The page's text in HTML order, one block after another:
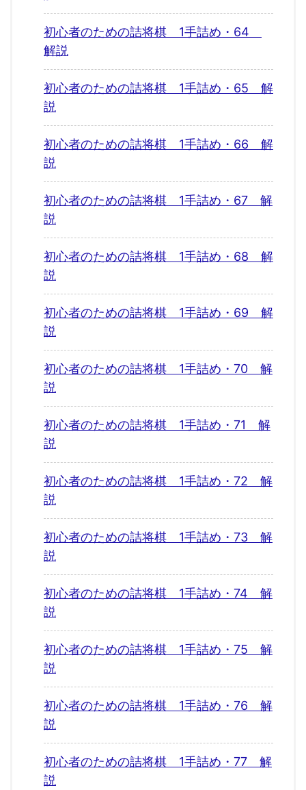
初心者のための詰将棋 1手詰め・64
解説
初心者のための詰将棋 1手詰め・65 解
説
初心者のための詰将棋 1手詰め・66 解
説
初心者のための詰将棋 1手詰め・67 解
説
初心者のための詰将棋 1手詰め・68 解
説
初心者のための詰将棋 1手詰め・69 解
説
初心者のための詰将棋 1手詰め・70 解
説
初心者のための詰将棋 1手詰め・71 解
説
初心者のための詰将棋 1手詰め・72 解
説
初心者のための詰将棋 1手詰め・73 解
説
初心者のための詰将棋 1手詰め・74 解
説
初心者のための詰将棋 1手詰め・75 解
説
初心者のための詰将棋 1手詰め・76 解
説
初心者のための詰将棋 1手詰め・77 解
説